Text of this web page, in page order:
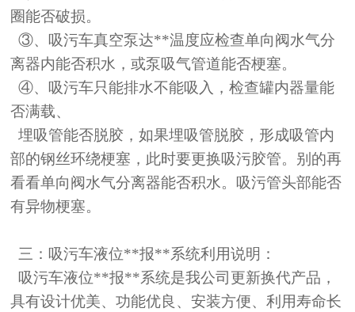
圈能否破损。
③、吸污车真空泵达**温度应检查单向阀水气分
离器内能否积水，或泵吸气管道能否梗塞。
④、吸污车只能排水不能吸入，检查罐内器量能
否满载、
埋吸管能否脱胶，如果埋吸管脱胶，形成吸管内
部的钢丝环绕梗塞，此时要更换吸污胶管。别的再
看看单向阀水气分离器能否积水。吸污管头部能否
有异物梗塞。
三：吸污车液位**报**系统利用说明：
吸污车液位**报**系统是我公司更新换代产品，
具有设计优美、功能优良、安装方便、利用寿命长